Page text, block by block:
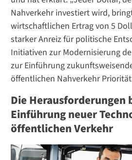
Nahverkehr investiert wird,
wirtschaftlichen Ertrag von 5
starker Anreiz für politische
Initiativen zur Modernisierung
zur Einführung
öffentlichen Nahverkehr
Die Herausforderungen
Einführung neuer
öffentlichen Verkehr